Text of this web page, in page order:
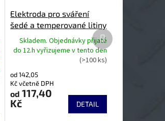
Elektroda pro sváření
šedé a temperované litiny
za studena CHEM-WELD
6000
Skladem. Objednávky přijaté
do 12.h vyřizujeme v tento den
(>100 ks)
od 142,05
Kč včetně DPH
od 117,40
Kč
DETAIL
Další
produkt